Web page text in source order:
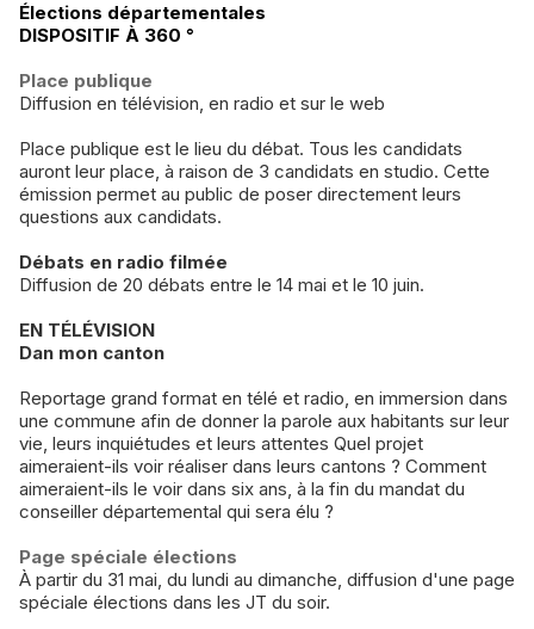
Élections départementales
DISPOSITIF À 360 °
Place publique
Diffusion en télévision, en radio et sur le web
Place publique est le lieu du débat. Tous les candidats
auront leur place, à raison de 3 candidats en studio. Cette
émission permet au public de poser directement leurs
questions aux candidats.
Débats en radio filmée
Diffusion de 20 débats entre le 14 mai et le 10 juin.
EN TÉLÉVISION
Dan mon canton
Reportage grand format en télé et radio, en immersion dans
une commune afin de donner la parole aux habitants sur leur
vie, leurs inquiétudes et leurs attentes Quel projet
aimeraient-ils voir réaliser dans leurs cantons ? Comment
aimeraient-ils le voir dans six ans, à la fin du mandat du
conseiller départemental qui sera élu ?
Page spéciale élections
À partir du 31 mai, du lundi au dimanche, diffusion d'une page
spéciale élections dans les JT du soir.